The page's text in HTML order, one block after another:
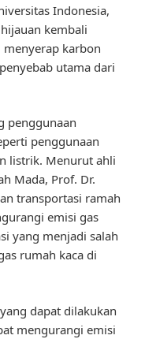
Indonesia,
kembali
karbon
utama dari
penggunaan
penggunaan
listrik. Menurut ahli
Mada, Prof. Dr.
transportasi ramah
emisi gas
yang menjadi salah
rumah kaca di
dapat dilakukan
mengurangi emisi